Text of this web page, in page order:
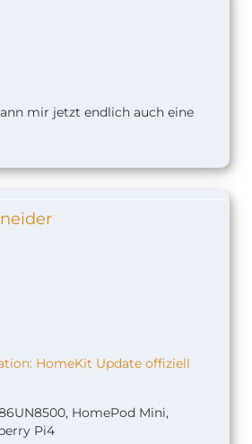
mir jetzt endlich auch eine
HomeKit Update offiziell
HomePod Mini,
Pi4